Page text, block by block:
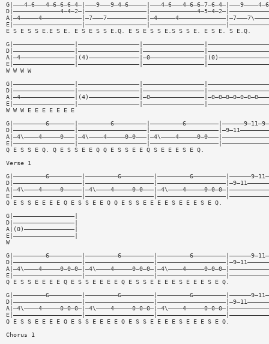
E S E S S E.E S E. E S E S S E.Q. E S E S S E.S S S E. E S E. S E.Q.
W W W W
W W W E E E E E E E
Q E S S E Q. Q E S S E E Q Q E S S E E Q S E E E S E Q.
Verse 1
Q E S S E E E E Q E S S E E Q Q E S S E E E E S E E E S E Q.
G|—————————————————|
D|—————————————————|
A|(0)——————————————|
E|—————————————————|
W
Q E S S E E E E Q E S S E E E E Q E S S E E E E S E E E S E Q.
Q E S S E E E E Q E S S E E E E Q E S S E E E E S E E E S E Q.
Chorus 1